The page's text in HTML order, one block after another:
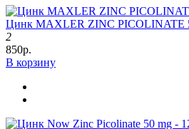
Цинк MAXLER ZINC PICOLINATE
2
850р.
В корзину